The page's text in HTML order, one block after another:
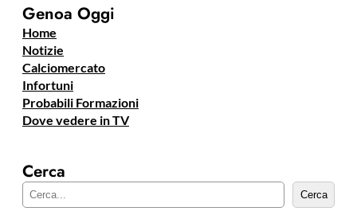
Genoa Oggi
Home
Notizie
Calciomercato
Infortuni
Probabili Formazioni
Dove vedere in TV
Cerca
e
Cerca